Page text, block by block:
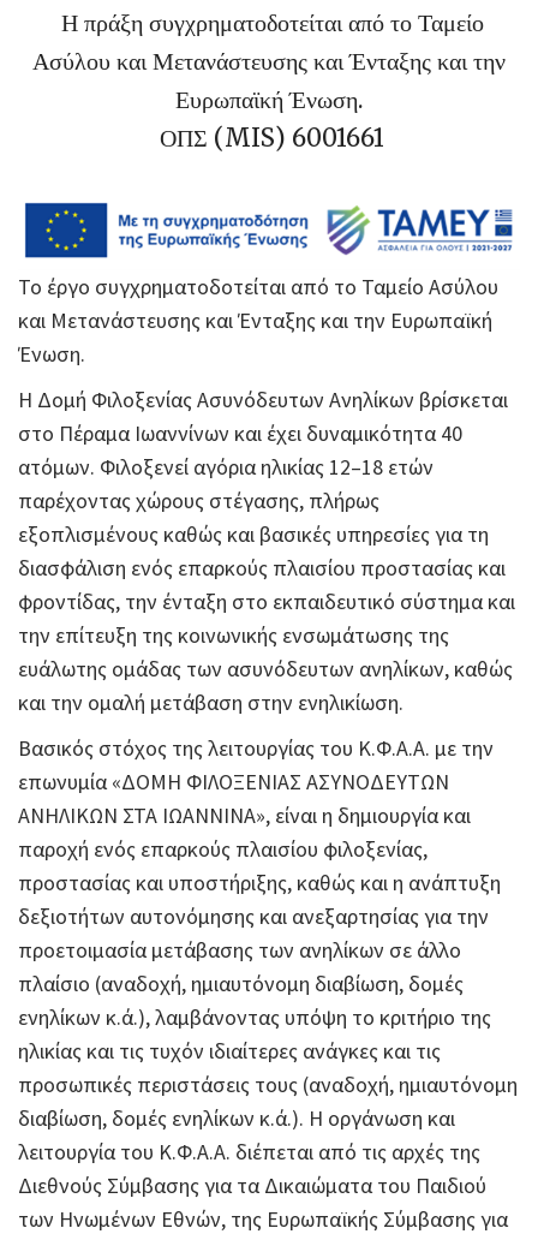
Η πράξη συγχρηματοδοτείται από το Ταμείο
Ασύλου και Μετανάστευσης και Ένταξης και την
Ευρωπαϊκή Ένωση.
ΟΠΣ (MIS) 6001661
Το έργο συγχρηματοδοτείται από το Ταμείο Ασύλου
και Μετανάστευσης και Ένταξης και την Ευρωπαϊκή
Ένωση.
Η Δομή Φιλοξενίας Ασυνόδευτων Ανηλίκων βρίσκεται
στο Πέραμα Ιωαννίνων και έχει δυναμικότητα 40
ατόμων. Φιλοξενεί αγόρια ηλικίας 12–18 ετών
παρέχοντας χώρους στέγασης, πλήρως
εξοπλισμένους καθώς και βασικές υπηρεσίες για τη
διασφάλιση ενός επαρκούς πλαισίου προστασίας και
φροντίδας, την ένταξη στο εκπαιδευτικό σύστημα και
την επίτευξη της κοινωνικής ενσωμάτωσης της
ευάλωτης ομάδας των ασυνόδευτων ανηλίκων, καθώς
και την ομαλή μετάβαση στην ενηλικίωση.
Βασικός στόχος της λειτουργίας του Κ.Φ.Α.Α. με την
επωνυμία «ΔΟΜΗ ΦΙΛΟΞΕΝΙΑΣ ΑΣΥΝΟΔΕΥΤΩΝ
ΑΝΗΛΙΚΩΝ ΣΤΑ ΙΩΑΝΝΙΝΑ», είναι η δημιουργία και
παροχή ενός επαρκούς πλαισίου φιλοξενίας,
προστασίας και υποστήριξης, καθώς και η ανάπτυξη
δεξιοτήτων αυτονόμησης και ανεξαρτησίας για την
προετοιμασία μετάβασης των ανηλίκων σε άλλο
πλαίσιο (αναδοχή, ημιαυτόνομη διαβίωση, δομές
ενηλίκων κ.ά.), λαμβάνοντας υπόψη το κριτήριο της
ηλικίας και τις τυχόν ιδιαίτερες ανάγκες και τις
προσωπικές περιστάσεις τους (αναδοχή, ημιαυτόνομη
διαβίωση, δομές ενηλίκων κ.ά.). Η οργάνωση και
λειτουργία του Κ.Φ.Α.Α. διέπεται από τις αρχές της
Διεθνούς Σύμβασης για τα Δικαιώματα του Παιδιού
των Ηνωμένων Εθνών, της Ευρωπαϊκής Σύμβασης για